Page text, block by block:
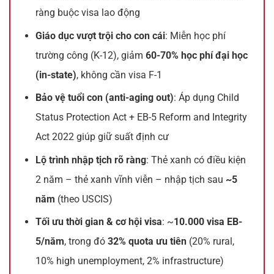
ràng buộc visa lao động
Giáo dục vượt trội cho con cái: Miễn học phí
trường công (K-12), giảm60-70% học phí đại học
(in-state), không cần visa F-1
Bảo vệ tuổi con (anti-aging out): Áp dụng Child
Status Protection Act + EB-5 Reform and Integrity
Act 2022 giúp giữ suất định cư
Lộ trình nhập tịch rõ ràng: Thẻ xanh có điều kiện
2 năm – thẻ xanh vĩnh viễn – nhập tịch sau ~5
năm (theo USCIS)
Tối ưu thời gian & cơ hội visa: ~10.000 visa EB-
5/năm, trong đó32% quota ưu tiên (20% rural,
10% high unemployment, 2% infrastructure)